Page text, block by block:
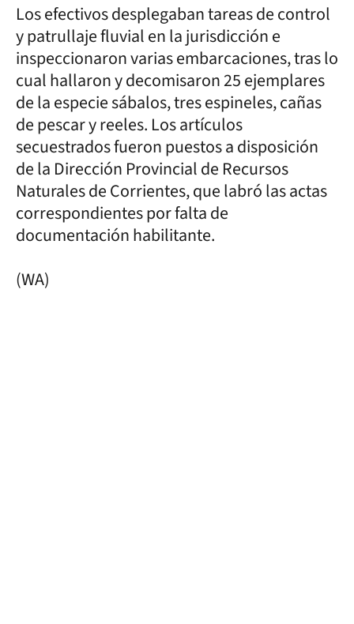
Los efectivos desplegaban tareas de control
y patrullaje fluvial en la jurisdicción e
inspeccionaron varias embarcaciones, tras lo
cual hallaron y decomisaron 25 ejemplares
de la especie sábalos, tres espineles, cañas
de pescar y reeles. Los artículos
secuestrados fueron puestos a disposición
de la Dirección Provincial de Recursos
Naturales de Corrientes, que labró las actas
correspondientes por falta de
documentación habilitante.
(WA)